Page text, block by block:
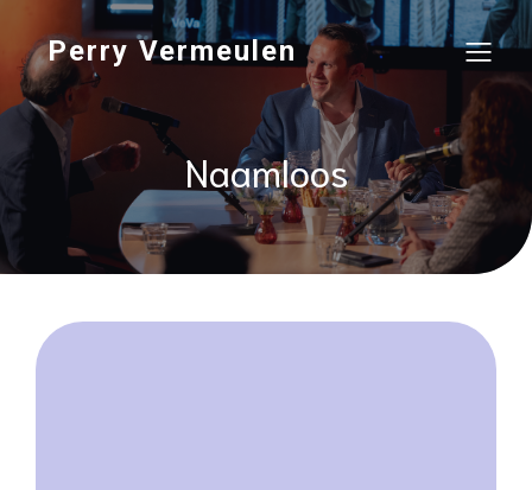
Perry Vermeulen
Naamloos